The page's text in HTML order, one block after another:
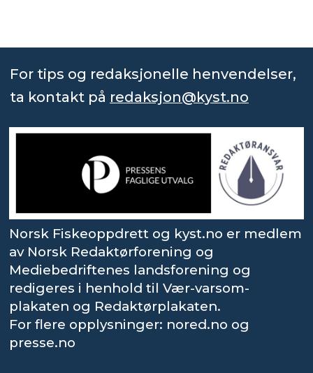
For tips og redaksjonelle henvendelser,
ta kontakt på redaksjon@kyst.no
Norsk Fiskeoppdrett og kyst.no er medlem
av Norsk Redaktørforening og
Mediebedriftenes landsforening og
redigeres i henhold til Vær-varsom-
plakaten og Redaktørplakaten.
For flere opplysninger: nored.no og
presse.no